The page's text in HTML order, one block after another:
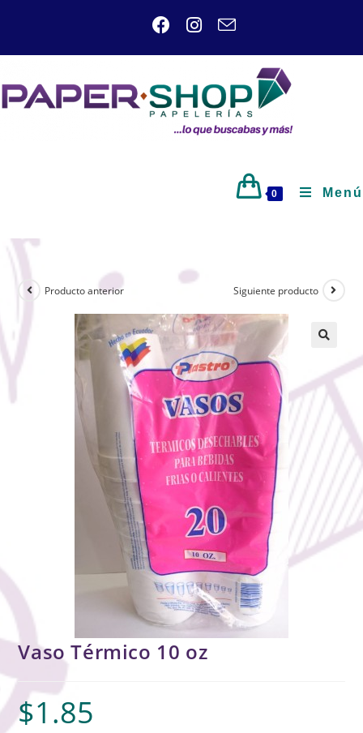
0 Menú
Producto anterior Siguiente producto
Vaso Térmico 10 oz
$1.85